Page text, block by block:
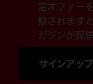
定オファー
録されます
ガジンが配
サインアップ